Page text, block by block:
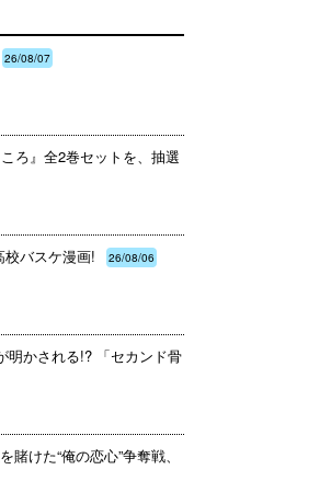
26/08/07
ろ』全2巻セットを、抽選
校バスケ漫画! 26/08/06
明かされる!? 「セカンド骨
けた“俺の恋心”争奪戦、